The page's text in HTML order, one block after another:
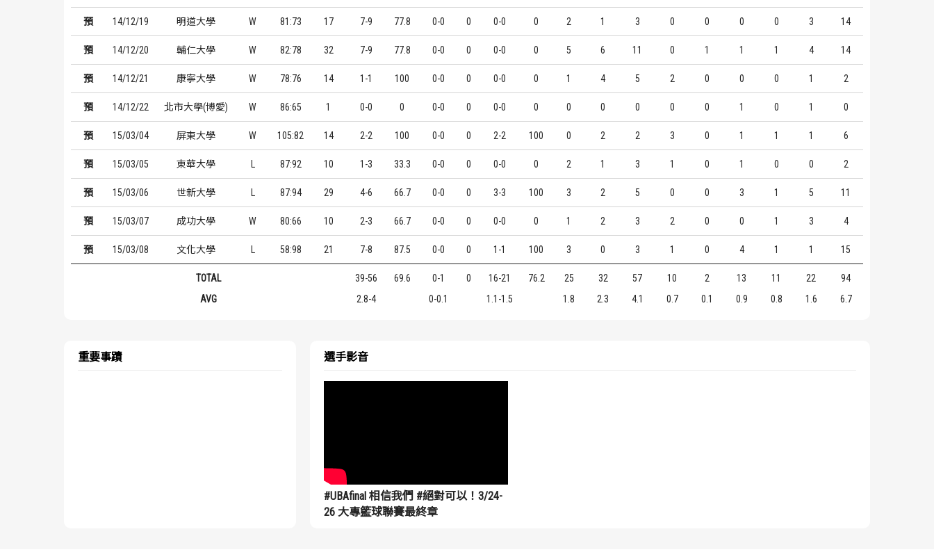
預 14/12/19 明道大學 W 81:73 17 7-9 77.8 0-0 0 0-0 0 2 1 3 0 0 0 0 3 14
預 14/12/20 輔仁大學 W 82:78 32 7-9 77.8 0-0 0 0-0 0 5 6 11 0 1 1 1 4 14
預 14/12/21 康寧大學 W 78:76 14 1-1 100 0-0 0 0-0 0 1 4 5 2 0 0 0 1 2
預 14/12/22 北市大學(博愛) W 86:65 1 0-0 0 0-0 0 0-0 0 0 0 0 0 0 1 0 1 0
預 15/03/04 屏東大學 W 105:82 14 2-2 100 0-0 0 2-2 100 0 2 2 3 0 1 1 1 6
預 15/03/05 東華大學 87:92 10 1-3 33.3 0-0 0 0-0 0 2 1 3 1 0 1 0 0 2
預 15/03/06 世新大學 87:94 29 4-6 66.7 0-0 0 3-3 100 3 2 5 0 0 3 1 5 11
預 15/03/07 成功大學 W 80:66 10 2-3 66.7 0-0 0 0-0 0 1 2 3 2 0 0 1 3 4
預 15/03/08 文化大學 58:98 21 7-8 87.5 0-0 0 1-1 100 3 0 3 1 0 4 1 1 15
TOTAL 39-56 69.6 0-1 0 16-21 76.2 25 32 57 10 2 13 11 22
94
AVG
2.8-4 0-0.1 1.1-1.5 1.8 2.3 4.1 0.7 0.1 0.9 0.8 1.6 6.7
重要事蹟 選手影音
#UBAfinal 相信我們 #絕對可以！3/24-
26 大專籃球聯賽最終章